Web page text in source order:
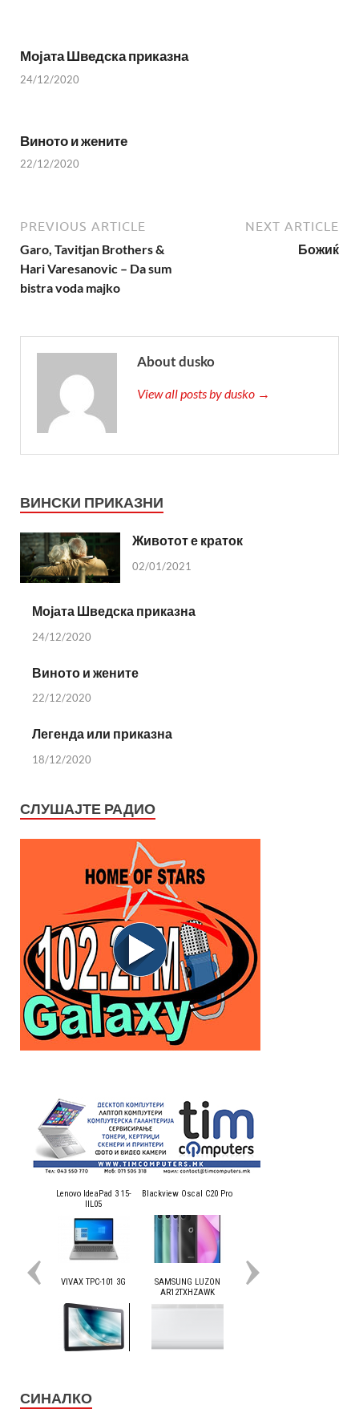
Мојата Шведска приказна
24/12/2020
Виното и жените
22/12/2020
PREVIOUS ARTICLE
Garo, Tavitjan Brothers &
Hari Varesanovic – Da sum
bistra voda majko
NEXT ARTICLE
Божиќ
About dusko
View all posts by dusko →
ВИНСКИ ПРИКАЗНИ
Животот е краток
02/01/2021
Мојата Шведска приказна
24/12/2020
Виното и жените
22/12/2020
Легенда или приказна
18/12/2020
СЛУШАЈТЕ РАДИО
СИНАЛКО